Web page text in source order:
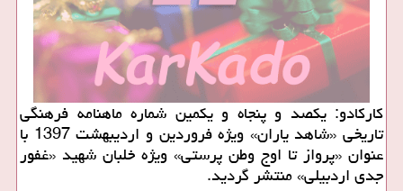
كاركادو: یكصد و پنجاه و یكمین شماره ماهنامه فرهنگی
تاریخی «شاهد یاران» ویژه فروردین و اردیبهشت 1397 با
عنوان «پرواز تا اوج وطن پرستی» ویژه خلبان شهید «غفور
جدی اردبیلی» منتشر گردید.